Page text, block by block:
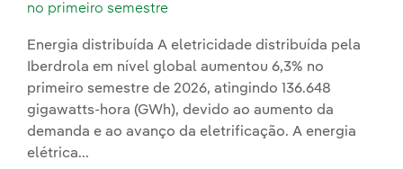
no primeiro semestre
Energia distribuída A eletricidade distribuída pela
Iberdrola em nível global aumentou 6,3% no
primeiro semestre de 2026, atingindo 136.648
gigawatts-hora (GWh), devido ao aumento da
demanda e ao avanço da eletrificação. A energia
elétrica...